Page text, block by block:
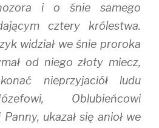
i o śnie samego
cztery królestwa.
widział we śnie proroka
od niego złoty miecz,
nieprzyjaciół ludu
Oblubieńcowi
ukazał się anioł we